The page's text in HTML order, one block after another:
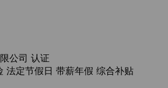
公司 认证
法定节假日 带薪年假 综合补贴